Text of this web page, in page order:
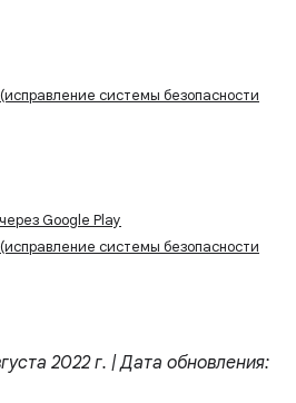
системы безопасности
Google Play
системы безопасности
2022 г. | Дата обновления: